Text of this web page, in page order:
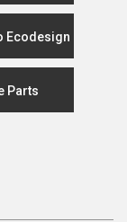
Ecodesign
Parts